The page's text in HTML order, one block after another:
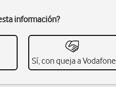
información?
Sí, con queja a Vodafone